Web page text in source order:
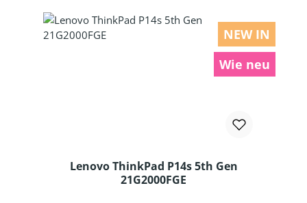
NEW IN
Wie neu
Lenovo ThinkPad P14s 5th Gen
21G2000FGE